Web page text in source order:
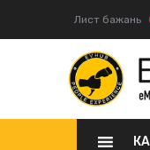
Лист бажань